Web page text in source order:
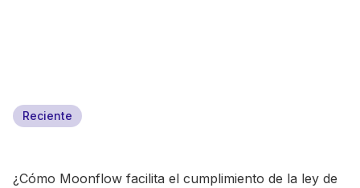
Reciente
¿Cómo Moonflow facilita el cumplimiento de la ley de